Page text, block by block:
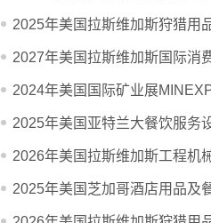
2025年美国拉斯维加斯狩猎用
2027年美国拉斯维加斯国际消
2024年美国国际矿业展
2025年美国亚特兰大餐饮服务
2026年美国拉斯维加斯工程机
2025年美国芝加哥酒店用品及